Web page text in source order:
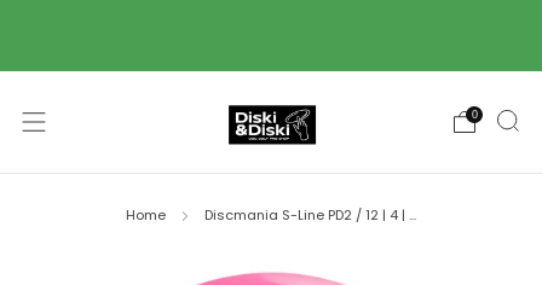
0
Home Discmania S-Line PD2 / 12 | 4 | ...